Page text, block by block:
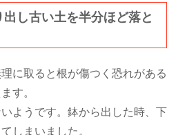
し古い土を半分ほど落と
に取ると根が傷つく恐れがある
す。
ようです。鉢から出した時、下
しまいました。